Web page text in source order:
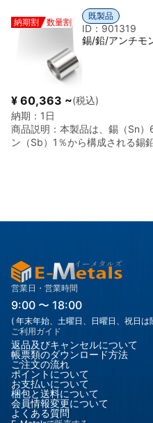
ン化合物には毒性があるため、
込まないよう、適切な防護具と
摩耗性が改善されており、耐久
す。 柔らかく加工性が高いた
能で、電気部品、放電材、バッ
広い工業用途で使用されていま
耐アルカリ性に依存しますが、
も可能です。 ■ 主な用途 バッ
アンチモン合金） ■ 比重（密
軟性◎／耐摩耗性◎／加工性良
／強度向上 ■ 形状 箔材（フォ
添加により強度と硬度が向上
納期割 数量割
既製品
ID：901319
錫/鉛/アンチモ
¥ 60,363 ~(税込)
納期： 1日
商品説明： 本製品は、錫（Sn
ン（Sb）1％から構成される錫
やすさと寸法安定性が高まり
ート（平箔）およびロールコイ
グ加工、プレス加工、レーザー
電子部品や精密機器の製造に最
により、錫/鉛/アンチモン合金
器部材、研究開発用途など、加
広く利用されています。
営業日・営業時間
9:00 〜 18:00
( 年末年始、土曜日、日曜日、祝日は
ご利用ガイド
返品及びキャンセルについて
帳票類のダウンロード方法
ご注文の流れ
ポイントについて
お支払いについて
梱包と送料について
会員情報変更について
よくある質問